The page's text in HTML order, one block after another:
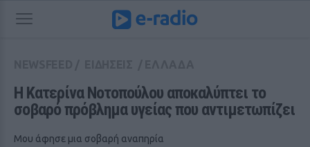
Η Κατερίνα Νοτοπούλου αποκαλύπτει το
σοβαρό πρόβλημα υγείας που αντιμετωπίζει
Μου άφησε μια σοβαρή αναπηρία